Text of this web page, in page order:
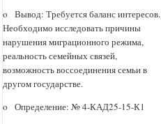
o Вывод: Требуется баланс интересов.
Необходимо исследовать причины
нарушения миграционного режима,
реальность семейных связей,
возможность воссоединения семьи в
другом государстве.
o Определение: № 4-КАД25-15-К1